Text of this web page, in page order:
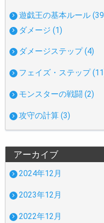
遊戯王の基本ルール
ダメージ (1)
ダメージステップ (4)
フェイズ・ステップ
モンスターの戦闘 (2)
攻守の計算 (3)
アーカイブ
2024年12月
2023年12月
2022年12月